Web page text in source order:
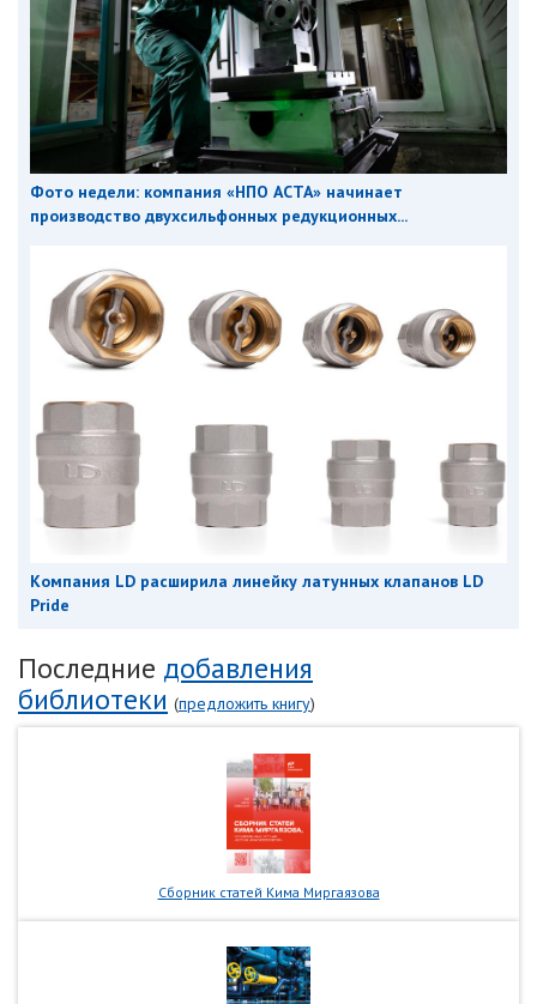
Фото недели: компания «НПО АСТА» начинает
производство двухсильфонных редукционных...
Компания LD расширила линейку латунных клапанов LD
Pride
Последние добавления
библиотеки (предложить книгу)
Сборник статей Кима Миргаязова